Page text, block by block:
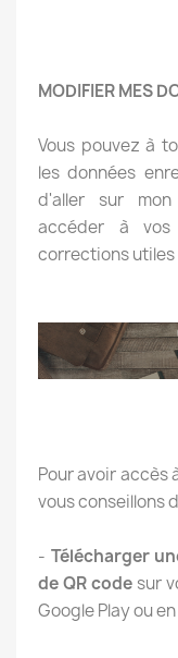
MODIFIER MES
Vous pouvez à
les données
d'aller sur
accéder à
corrections
Pour avoir accès
vous conseillons
- Télécharger
de QR code sur
Google Play ou